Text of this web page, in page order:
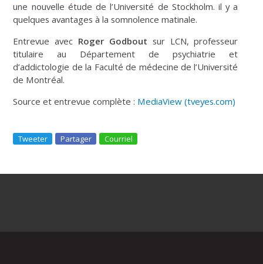
une nouvelle étude de l’Université de Stockholm. il y a
quelquesavantages à la somnolencematinale.
Entrevue avec Roger Godbout sur LCN, professeur
titulaire au Département de psychiatrie et
d’addictologie de la Faculté de médecine de l’Université
de Montréal.
Source et entrevue complète : MediaView (tveyes.com)
Tweeter Partager Courriel